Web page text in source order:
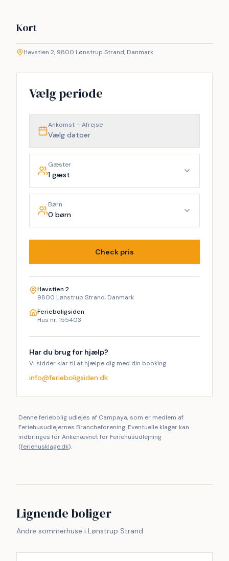
Kort
+
−
Havstien 2, 9800 Lønstrup Strand, Danmark
Vælg periode
Ankomst – Afrejse
Vælg datoer
Gæster
1 gæst
Børn
0 børn
Check pris
Havstien 2
9800 Lønstrup Strand, Danmark
Ferieboligsiden
Hus nr. 155403
Har du brug for hjælp?
Vi sidder klar til at hjælpe dig med din booking.
info@ferieboligsiden.dk
Denne feriebolig udlejes af Campaya, som er medlem af
Feriehusudlejernes Brancheforening. Eventuelle klager kan
indbringes for Ankenævnet for Feriehusudlejning
(feriehusklage.dk).
Lignende boliger
Andre sommerhuse i Lønstrup Strand